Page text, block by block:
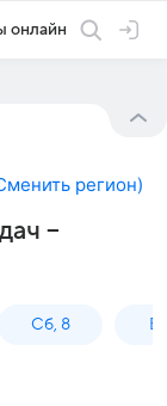
онлайн
регион)
–
Сб, 8